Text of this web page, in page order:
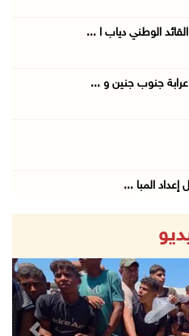
الوطني دياب ا ...
جنوب جنين و ...
إعداد المبا ...
حادث سير قرب ج ...
رام الله